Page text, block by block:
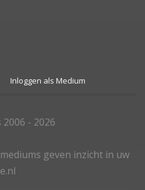
Inloggen als Medium
- 2026
geven inzicht in uw